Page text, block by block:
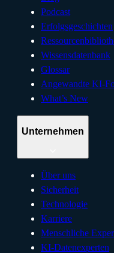
Podcast
Erfolgsgeschichten
Wissensdatenbank
Glossar
Angewandte KI-
What’s New
Unternehmen
Über uns
Sicherheit
Technologie
Karriere
Menschliche
KI-Datenexperten